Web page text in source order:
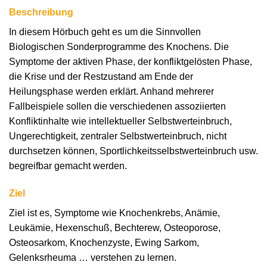
Beschreibung
In diesem Hörbuch geht es um die Sinnvollen
Biologischen Sonderprogramme des Knochens. Die
Symptome der aktiven Phase, der konfliktgelösten Phase,
die Krise und der Restzustand am Ende der
Heilungsphase werden erklärt. Anhand mehrerer
Fallbeispiele sollen die verschiedenen assoziierten
Konfliktinhalte wie intellektueller Selbstwerteinbruch,
Ungerechtigkeit, zentraler Selbstwerteinbruch, nicht
durchsetzen können, Sportlichkeitsselbstwerteinbruch usw.
begreifbar gemacht werden.
Ziel
Ziel ist es, Symptome wie Knochenkrebs, Anämie,
Leukämie, Hexenschuß, Bechterew, Osteoporose,
Osteosarkom, Knochenzyste, Ewing Sarkom,
Gelenksrheuma … verstehen zu lernen.